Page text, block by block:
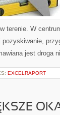
terenie. W
jest droga
EXCELRAPORT